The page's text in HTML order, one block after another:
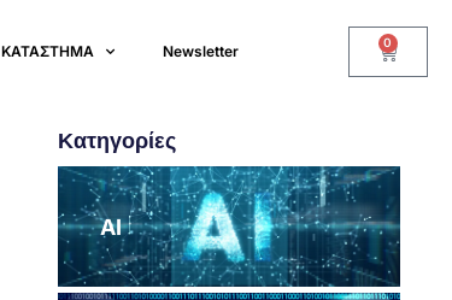
ΚΑΤΑΣΤΗΜΑ Newsletter 0
Κατηγορίες
AI